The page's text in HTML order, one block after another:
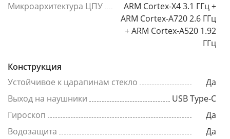
Микроархитектура ЦПУ
ARM Cortex-X4 3.1 ГГц +
ARM Cortex-A720 2.6 ГГц
+ ARM Cortex-A520 1.92
ГГц
Конструкция
Устойчивое к царапинам стекло
Да
Выход на наушники
USB Type-C
Гироскоп
Да
Водозащита
Да